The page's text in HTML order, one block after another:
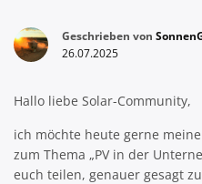
Geschrieben von
26.07.2025
Hallo liebe Solar-Community,
ich möchte heute gerne
zum Thema „PV in der
euch teilen, genauer gesagt